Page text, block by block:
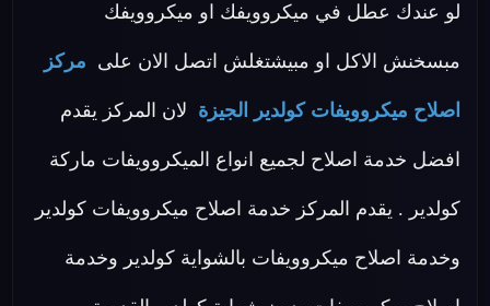
لو عندك عطل في ميكروويفك او ميكروويفك
مبسخنش الاكل او مبيشتغلش اتصل الان على مركز
اصلاح ميكروويفات كولدير الجيزة لان المركز يقدم
افضل خدمة اصلاح لجميع انواع الميكروويفات ماركة
كولدير . يقدم المركز خدمة اصلاح ميكروويفات كولدير
وخدمة اصلاح ميكروويفات بالشواية كولدير وخدمة